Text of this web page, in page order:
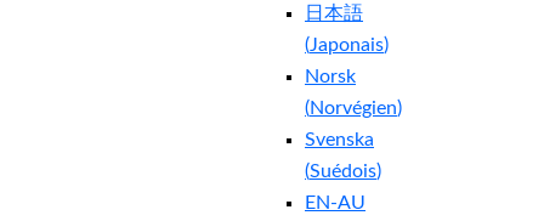
日本語
(Japonais)
Norsk
(Norvégien)
Svenska
(Suédois)
EN-AU